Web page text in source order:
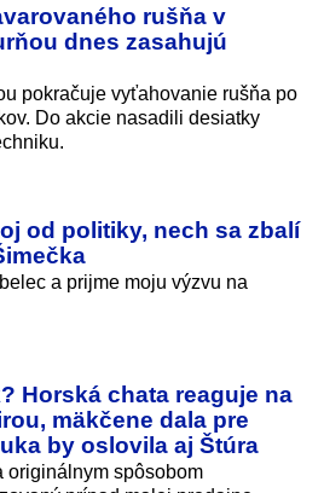
rušňa v
dnes zasahujú
pokračuje vyťahovanie rušňa po
Do akcie nasadili desiatky
od politiky, nech sa zbalí
a prijme moju výzvu na
Horská chata reaguje na
mäkčene dala pre
by oslovila aj Štúra
originálnym spôsobom